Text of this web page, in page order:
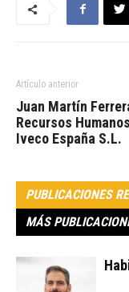
Artículo anterior
Juan Martín
Recursos
Iveco España S.L.
PUBLICACIONES
MÁS